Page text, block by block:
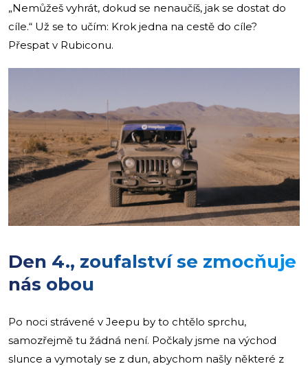
„Nemůžeš vyhrát, dokud se nenaučíš, jak se dostat do
cíle.“ Už se to učím: Krok jedna na cestě do cíle?
Přespat v Rubiconu.
Den 4., zoufalství se zmocňuje
nás obou
Po noci strávené v Jeepu by to chtělo sprchu,
samozřejmě tu žádná není. Počkaly jsme na východ
slunce a vymotaly se z dun, abychom našly některé z